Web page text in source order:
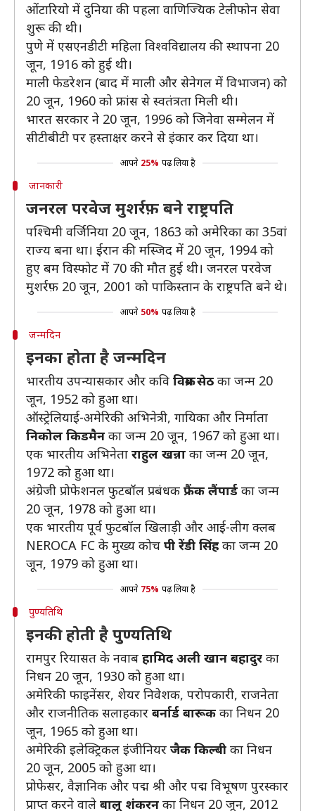
ओंटारियो में दुनिया की पहला वाणिज्यिक टेलीफोन सेवा
शुरू की थी।
पुणे में एसएनडीटी महिला विश्वविद्यालय की स्थापना 20
जून, 1916 को हुई थी।
माली फेडरेशन (बाद में माली और सेनेगल में विभाजन) को
20 जून, 1960 को फ्रांस से स्वतंत्रता मिली थी।
भारत सरकार ने 20 जून, 1996 को जिनेवा सम्मेलन में
सीटीबीटी पर हस्ताक्षर करने से इंकार कर दिया था।
आपने 25% पढ़ लिया है
जानकारी
जनरल परवेज मुशर्रफ़ बने राष्ट्रपति
पश्चिमी वर्जिनिया 20 जून, 1863 को अमेरिका का 35वां
राज्य बना था। ईरान की मस्जिद में 20 जून, 1994 को
हुए बम विस्फोट में 70 की मौत हुई थी। जनरल परवेज
मुशर्रफ़ 20 जून, 2001 को पाकिस्तान के राष्ट्रपति बने थे।
आपने 50% पढ़ लिया है
जन्मदिन
इनका होता है जन्मदिन
भारतीय उपन्यासकार और कवि विक्रम सेठ का जन्म 20
जून, 1952 को हुआ था।
ऑस्ट्रेलियाई-अमेरिकी अभिनेत्री, गायिका और निर्माता
निकोल किडमैन का जन्म 20 जून, 1967 को हुआ था।
एक भारतीय अभिनेता राहुल खन्ना का जन्म 20 जून,
1972 को हुआ था।
अंग्रेजी प्रोफेशनल फुटबॉल प्रबंधक फ्रैंक लैंपार्ड का जन्म
20 जून, 1978 को हुआ था।
एक भारतीय पूर्व फुटबॉल खिलाड़ी और आई-लीग क्लब
NEROCA FC के मुख्य कोच पी रेंडी सिंह का जन्म 20
जून, 1979 को हुआ था।
आपने 75% पढ़ लिया है
पुण्यतिथि
इनकी होती है पुण्यतिथि
रामपुर रियासत के नवाब हामिद अली खान बहादुर का
निधन 20 जून, 1930 को हुआ था।
अमेरिकी फाइनेंसर, शेयर निवेशक, परोपकारी, राजनेता
और राजनीतिक सलाहकार बर्नार्ड बारूक का निधन 20
जून, 1965 को हुआ था।
अमेरिकी इलेक्ट्रिकल इंजीनियर जैक किल्बी का निधन
20 जून, 2005 को हुआ था।
प्रोफेसर, वैज्ञानिक और पद्म श्री और पद्म विभूषण पुरस्कार
प्राप्त करने वाले बालू शंकरन का निधन 20 जून, 2012